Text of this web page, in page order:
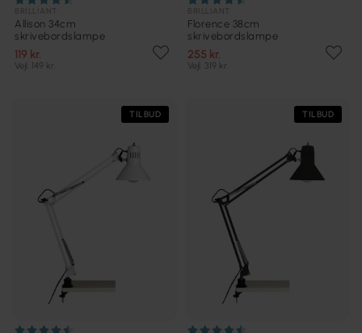
Allison 34cm
skrivebordslampe
119 kr.
Vejl. 149 kr.
Florence 38cm
skrivebordslampe
255 kr.
Vejl. 319 kr.
TILBUD TILBUD